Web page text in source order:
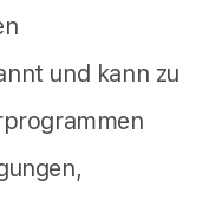
und kann zu